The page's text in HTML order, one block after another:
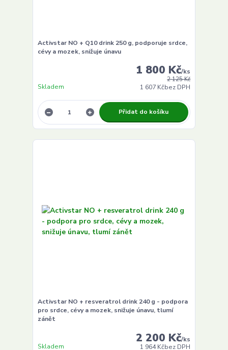
Activstar NO + Q10 drink 250 g, podporuje srdce,
cévy a mozek, snižuje únavu
2 125 Kč
1 800 Kč/ks
1 607 Kčbez DPH
Skladem
Přidat do košíku
Activstar NO + resveratrol drink 240 g - podpora
pro srdce, cévy a mozek, snižuje únavu, tlumí
zánět
2 200 Kč/ks
1 964 Kčbez DPH
Skladem